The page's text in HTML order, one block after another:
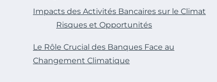
Impacts des Activités Bancaires sur le Climat
Risques et Opportunités
Le Rôle Crucial des Banques Face au
Changement Climatique